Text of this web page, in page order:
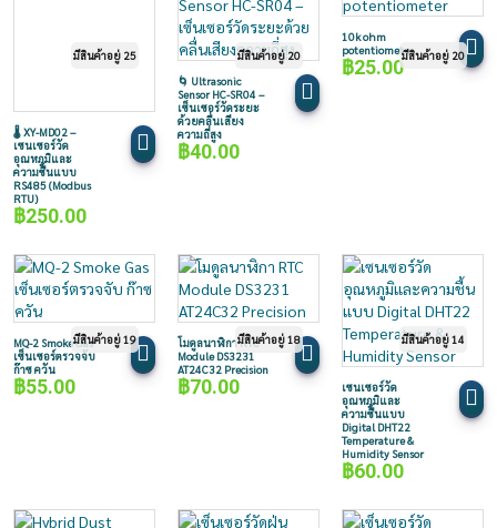
🌡️ XY-MD02 –
เซนเซอร์วัด
อุณหภูมิและ
ความชื้นแบบ
RS485 (Modbus
RTU)
฿250.00
มีสินค้าอยู่ 25
🌀 Ultrasonic
Sensor HC-SR04 –
เซ็นเซอร์วัดระยะ
ด้วยคลื่นเสียง
ความถี่สูง
฿40.00
มีสินค้าอยู่ 20
10k ohm
potentiometer
฿25.00
มีสินค้าอยู่ 20
MQ-2 Smoke Gas
เซ็นเซอร์ตรวจจับ
ก๊าซ ควัน
฿55.00
มีสินค้าอยู่ 19
โมดูลนาฬิกา RTC
Module DS3231
AT24C32 Precision
฿70.00
มีสินค้าอยู่ 18
เซนเซอร์วัด
อุณหภูมิและ
ความชื้นแบบ
Digital DHT22
Temperature &
Humidity Sensor
฿60.00
มีสินค้าอยู่ 14